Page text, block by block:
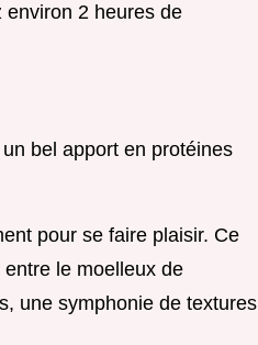
environ 2 heures de
bel apport en protéines
pour se faire plaisir. Ce
le moelleux de
une symphonie de textures